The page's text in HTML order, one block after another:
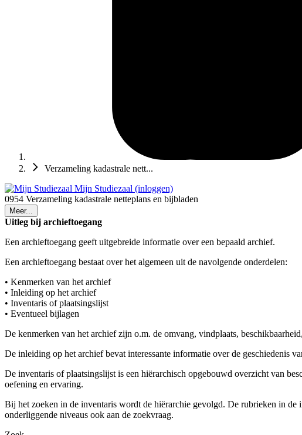
Verzameling kadastrale nett...
Mijn Studiezaal (inloggen)
0954 Verzameling kadastrale netteplans en bijbladen
Meer...
Uitleg bij archieftoegang
Een archieftoegang geeft uitgebreide informatie over een bepaald archief.
Een archieftoegang bestaat over het algemeen uit de navolgende onderdelen:
• Kenmerken van het archief
• Inleiding op het archief
• Inventaris of plaatsingslijst
• Eventueel bijlagen
De kenmerken van het archief zijn o.m. de omvang, vindplaats,
De inleiding op het archief bevat interessante informatie over de geschiedenis
De inventaris of plaatsingslijst is een hiërarchisch opgebouwd overzicht van
oefening en ervaring.
Bij het zoeken in de inventaris wordt de hiërarchie gevolgd. De rubrieken in
onderliggende niveaus ook aan de zoekvraag.